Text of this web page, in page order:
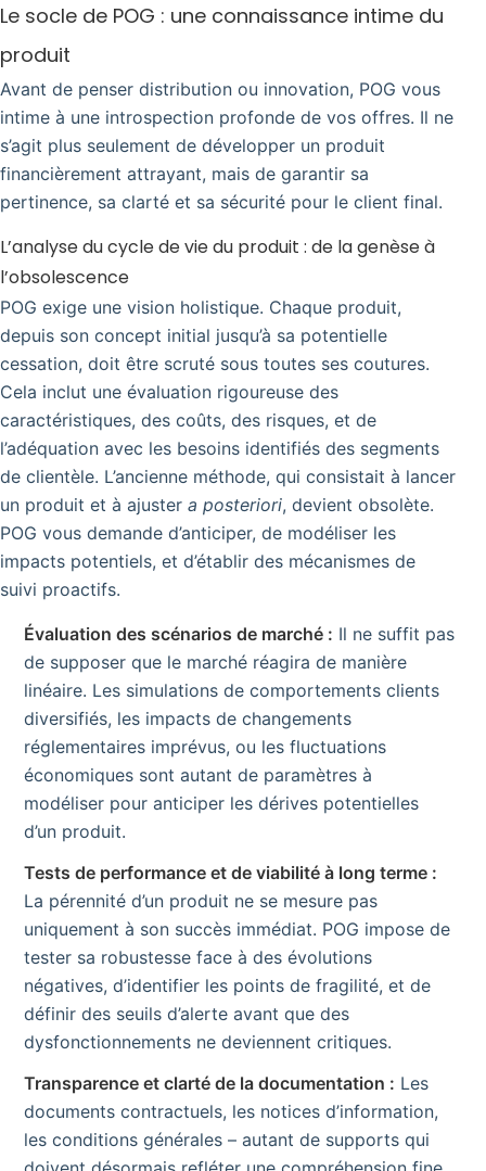
Le socle de POG : une connaissance intime du
produit
Avant de penser distribution ou innovation, POG vous
intime à une introspection profonde de vos offres. Il ne
s’agit plus seulement de développer un produit
financièrement attrayant, mais de garantir sa
pertinence, sa clarté et sa sécurité pour le client final.
L’analyse du cycle de vie du produit : de la genèse à
l’obsolescence
POG exige une vision holistique. Chaque produit,
depuis son concept initial jusqu’à sa potentielle
cessation, doit être scruté sous toutes ses coutures.
Cela inclut une évaluation rigoureuse des
caractéristiques, des coûts, des risques, et de
l’adéquation avec les besoins identifiés des segments
de clientèle. L’ancienne méthode, qui consistait à lancer
un produit et à ajuster a posteriori, devient obsolète.
POG vous demande d’anticiper, de modéliser les
impacts potentiels, et d’établir des mécanismes de
suivi proactifs.
Évaluation des scénarios de marché : Il ne suffit pas
de supposer que le marché réagira de manière
linéaire. Les simulations de comportements clients
diversifiés, les impacts de changements
réglementaires imprévus, ou les fluctuations
économiques sont autant de paramètres à
modéliser pour anticiper les dérives potentielles
d’un produit.
Tests de performance et de viabilité à long terme :
La pérennité d’un produit ne se mesure pas
uniquement à son succès immédiat. POG impose de
tester sa robustesse face à des évolutions
négatives, d’identifier les points de fragilité, et de
définir des seuils d’alerte avant que des
dysfonctionnements ne deviennent critiques.
Transparence et clarté de la documentation : Les
documents contractuels, les notices d’information,
les conditions générales – autant de supports qui